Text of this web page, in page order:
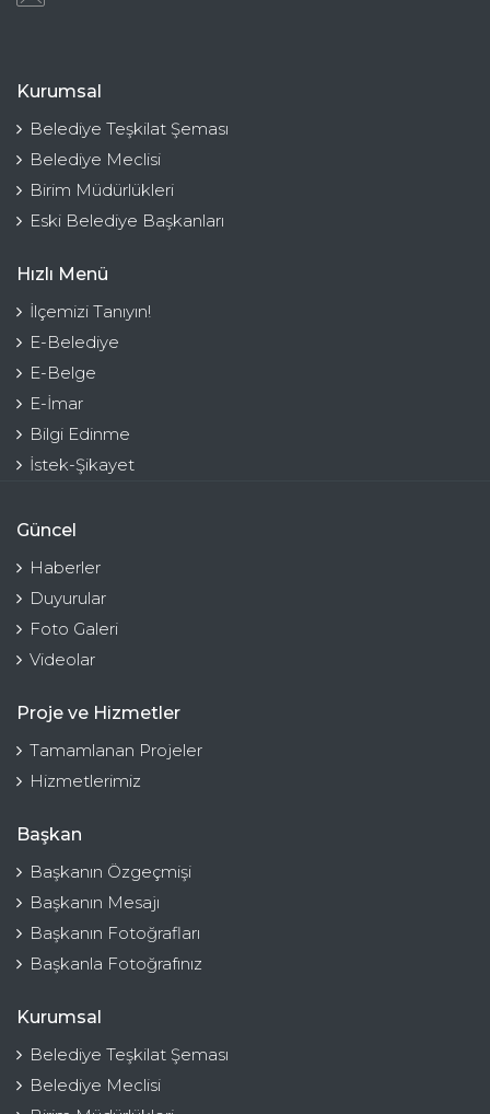
Kurumsal
Belediye Teşkilat Şeması
Belediye Meclisi
Birim Müdürlükleri
Eski Belediye Başkanları
Hızlı Menü
İlçemizi Tanıyın!
E-Belediye
E-Belge
E-İmar
Bilgi Edinme
İstek-Şikayet
Güncel
Haberler
Duyurular
Foto Galeri
Videolar
Proje ve Hizmetler
Tamamlanan Projeler
Hizmetlerimiz
Başkan
Başkanın Özgeçmişi
Başkanın Mesajı
Başkanın Fotoğrafları
Başkanla Fotoğrafınız
Kurumsal
Belediye Teşkilat Şeması
Belediye Meclisi